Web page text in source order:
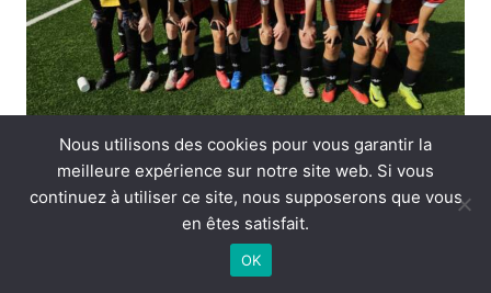
1ère journée: AIN SUD – ASMT
Nous utilisons des cookies pour vous garantir la
meilleure expérience sur notre site web. Si vous
continuez à utiliser ce site, nous supposerons que vous
en êtes satisfait.
OK